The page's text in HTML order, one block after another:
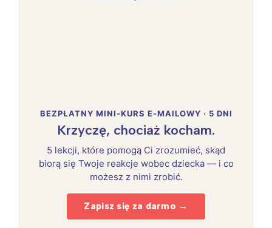
BEZPŁATNY MINI-KURS E-MAILOWY · 5 DNI
Krzyczę, chociaż kocham.
5 lekcji, które pomogą Ci zrozumieć, skąd
biorą się Twoje reakcje wobec dziecka — i co
możesz z nimi zrobić.
Zapisz się za darmo →